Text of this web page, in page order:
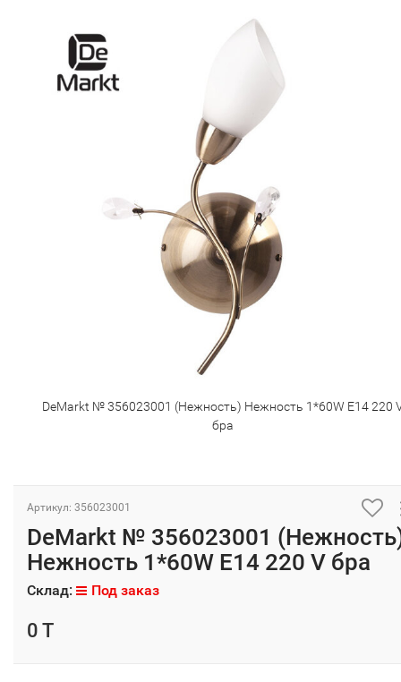
DeMarkt № 356023001 (Нежность) Нежность 1*60W E14 220
бра
Артикул: 356023001
DeMarkt № 356023001
Нежность 1*60W E14 220 V бра
Склад: Под заказ
0 T